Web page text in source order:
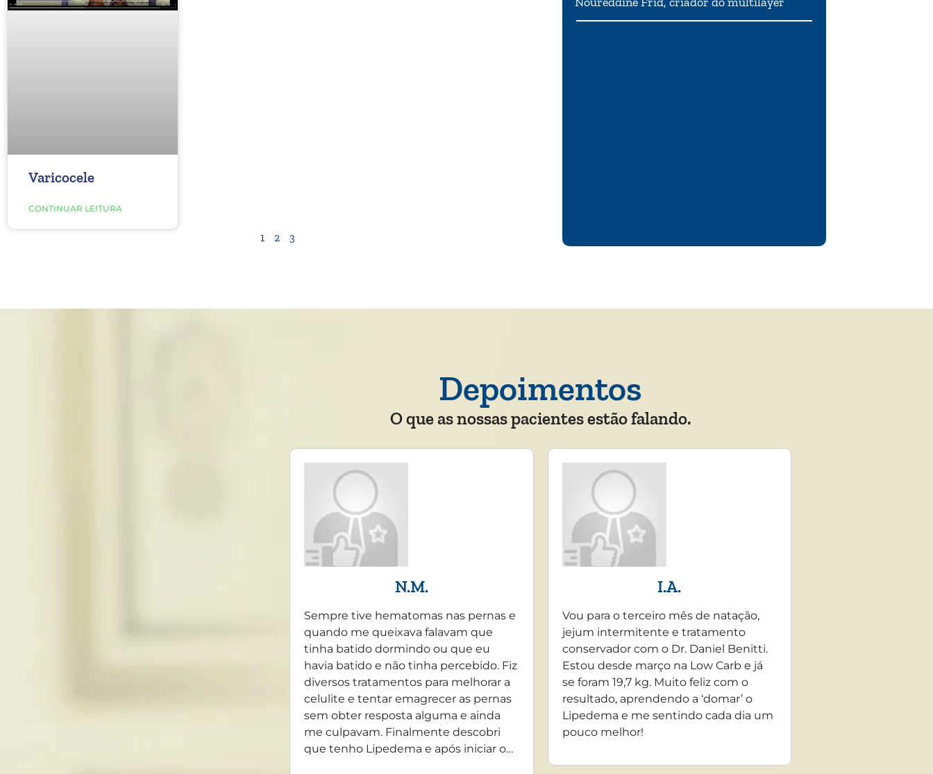
Varicocele
CONTINUAR LEITURA
1 2 3
Depoimentos
O que as nossas pacientes estão falando.
N.M.
Sempre tive hematomas nas pernas e
quando me queixava falavam que
tinha batido dormindo ou que eu
havia batido e não tinha percebido. Fiz
diversos tratamentos para melhorar a
celulite e tentar emagrecer as pernas
sem obter resposta alguma e ainda
me culpavam. Finalmente descobri
que tenho Lipedema e após iniciar o…
I.A.
Vou para o terceiro mês de natação,
jejum intermitente e tratamento
conservador com o Dr. Daniel Benitti.
Estou desde março na Low Carb e já
se foram 19,7 kg. Muito feliz com o
resultado, aprendendo a ‘domar’ o
Lipedema e me sentindo cada dia um
pouco melhor!